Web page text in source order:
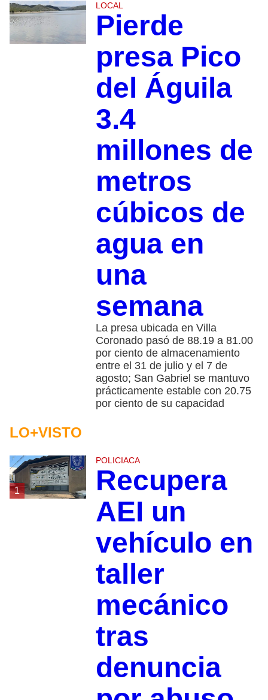
LOCAL
Pierde
presa Pico
del Águila
3.4
millones de
metros
cúbicos de
agua en
una
semana
La presa ubicada en Villa
Coronado pasó de 88.19 a 81.00
por ciento de almacenamiento
entre el 31 de julio y el 7 de
agosto; San Gabriel se mantuvo
prácticamente estable con 20.75
por ciento de su capacidad
LO+VISTO
1
POLICIACA
Recupera
AEI un
vehículo en
taller
mecánico
tras
denuncia